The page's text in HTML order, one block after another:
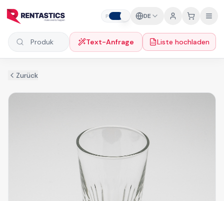
P DE
Produkte suchen Text-Anfrage Liste hochladen
Zurück